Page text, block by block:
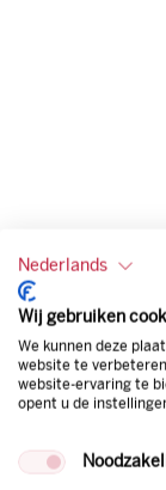
Nederlands
Wij gebruiken
We kunnen deze
website te
website-ervaring te
opent u de